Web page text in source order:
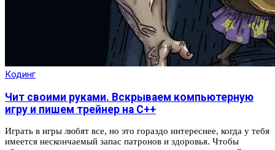
Кодинг
Чит своими руками. Вскрываем компьютерную
игру и пишем трейнер на C++
Играть в игры любят все, но это гораздо интереснее, когда у тебя
имеется нескончаемый запас патронов и здоровья. Чтобы